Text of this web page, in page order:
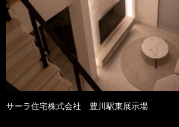
サーラ住宅株式会社 豊川駅東展示場